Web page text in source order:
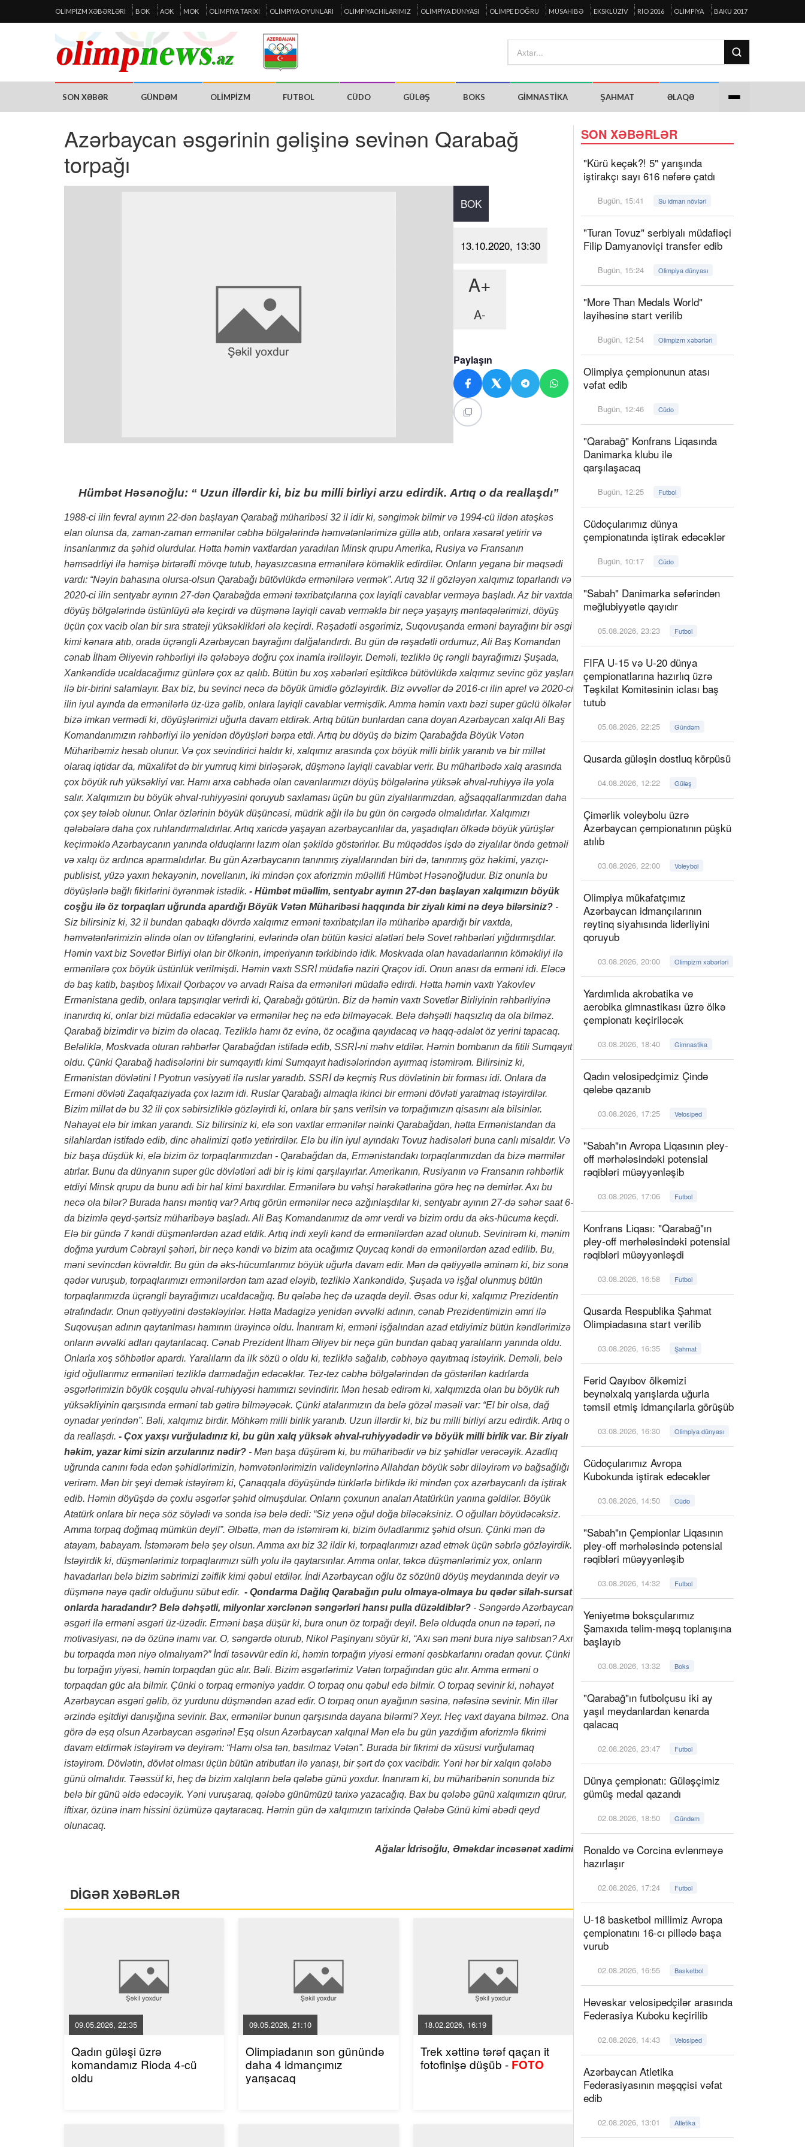
OLIMPIZM XƏBƏRLƏRI BOK AOK MOK OLIMPIYA TARIXI OLIMPIYA OYUNLARI OLIMPIYACHILARIMIZ OLIMPIYA DÜNYASI OLIMPE DOĞRU MÜSAHIBƏ EKSKLÜZIV RIO 2016 OLIMPIYA BAKU 2017
SON XƏBƏR GÜNDƏM OLIMPIZM FUTBOL CÜDO GÜLƏŞ BOKS GIMNASTIKA ŞAHMAT ƏLAQƏ
Azərbaycan əsgərinin gəlişinə sevinən Qarabağ
torpağı
BOK
13.10.2020, 13:30
A+
A-
Paylaşın
Hümbət Həsənoğlu: “ Uzun illərdir ki, biz bu milli birliyi arzu edirdik. Artıq o da reallaşdı”
1988-ci ilin fevral ayının 22-dən başlayan Qarabağ müharibəsi 32 il idir ki, səngimək bilmir və 1994-cü ildən atəşkəs
elan olunsa da, zaman-zaman ermənilər cəbhə bölgələrində həmvətənlərimizə güllə atıb, onlara xəsarət yetirir və
insanlarımız da şəhid olurdular. Hətta həmin vaxtlardan yaradılan Minsk qrupu Amerika, Rusiya və Fransanın
həmsədrliyi ilə həmişə birtərəfli mövqe tutub, həyasızcasına ermənilərə köməklik edirdilər. Onların yeganə bir məqsədi
vardı: “Nəyin bahasına olursa-olsun Qarabağı bütövlükdə ermənilərə vermək”. Artıq 32 il gözləyən xalqımız toparlandı və
2020-ci ilin sentyabr ayının 27-dən Qarabağda erməni təxribatçılarına çox layiqli cavablar verməyə başladı. Az bir vaxtda
döyüş bölgələrində üstünlüyü ələ keçirdi və düşmənə layiqli cavab verməklə bir neçə yaşayış məntəqələrimizi, döyüş
üçün çox vacib olan bir sıra strateji yüksəklikləri ələ keçirdi. Rəşadətli əsgərimiz, Suqovuşanda erməni bayrağını bir əsgi
kimi kənara atıb, orada üçrəngli Azərbaycan bayrağını dalğalandırdı. Bu gün də rəşadətli ordumuz, Ali Baş Komandan
cənab İlham Əliyevin rəhbərliyi ilə qələbəyə doğru çox inamla irəliləyir. Deməli, tezliklə üç rəngli bayrağımızı Şuşada,
Xankəndidə ucaldacağımız günlərə çox az qalıb. Bütün bu xoş xəbərləri eşitdikcə bütövlükdə xalqımız sevinc göz yaşları
ilə bir-birini salamlayır. Bax biz, bu sevinci necə də böyük ümidlə gözləyirdik. Biz əvvəllər də 2016-cı ilin aprel və 2020-ci
ilin iyul ayında da ermənilərlə üz-üzə gəlib, onlara layiqli cavablar vermişdik. Amma həmin vaxtı bəzi super güclü ölkələr
bizə imkan vermədi ki, döyüşlərimizi uğurla davam etdirək. Artıq bütün bunlardan cana doyan Azərbaycan xalqı Ali Baş
Komandanımızın rəhbərliyi ilə yenidən döyüşləri bərpa etdi. Artıq bu döyüş də bizim Qarabağda Böyük Vətən
Müharibəmiz hesab olunur. Və çox sevindirici haldır ki, xalqımız arasında çox böyük milli birlik yaranıb və bir millət
olaraq iqtidar da, müxalifət də bir yumruq kimi birləşərək, düşmənə layiqli cavablar verir. Bu müharibədə xalq arasında
çox böyük ruh yüksəkliyi var. Hamı arxa cəbhədə olan cavanlarımızı döyüş bölgələrinə yüksək əhval-ruhiyyə ilə yola
salır. Xalqımızın bu böyük əhval-ruhiyyəsini qoruyub saxlaması üçün bu gün ziyalılarımızdan, ağsaqqallarımızdan daha
çox şey tələb olunur. Onlar özlərinin böyük düşüncəsi, müdrik ağlı ilə bu gün ön cərgədə olmalıdırlar. Xalqımızı
qələbələrə daha çox ruhlandırmalıdırlar. Artıq xaricdə yaşayan azərbaycanlılar da, yaşadıqları ölkədə böyük yürüşlər
keçirməklə Azərbaycanın yanında olduqlarını lazım olan şəkildə göstərirlər. Bu müqəddəs işdə də ziyalılar öndə getməli
və xalqı öz ardınca aparmalıdırlar. Bu gün Azərbaycanın tanınmış ziyalılarından biri də, tanınmış göz həkimi, yazıçı-
publisist, yüzə yaxın hekayənin, novellanın, iki mindən çox aforizmin müəllifi Hümbət Həsənoğludur. Biz onunla bu
döyüşlərlə bağlı fikirlərini öyrənmək istədik. - Hümbət müəllim, sentyabr ayının 27-dən başlayan xalqımızın böyük
coşğu ilə öz torpaqları uğrunda apardığı Böyük Vətən Müharibəsi haqqında bir ziyalı kimi nə deyə bilərsiniz? -
Siz bilirsiniz ki, 32 il bundan qabaqkı dövrdə xalqımız erməni təxribatçıları ilə müharibə apardığı bir vaxtda,
həmvətənlərimizin əlində olan ov tüfənglərini, evlərində olan bütün kəsici alətləri belə Sovet rəhbərləri yığdırmışdılar.
Həmin vaxt biz Sovetlər Birliyi olan bir ölkənin, imperiyanın tərkibində idik. Moskvada olan havadarlarının köməkliyi ilə
ermənilərə çox böyük üstünlük verilmişdi. Həmin vaxtı SSRİ müdafiə naziri Qraçov idi. Onun anası da erməni idi. Eləcə
də baş katib, başıboş Mixail Qorbaçov və arvadı Raisa da erməniləri müdafiə edirdi. Hətta həmin vaxtı Yakovlev
Ermənistana gedib, onlara tapşırıqlar verirdi ki, Qarabağı götürün. Biz də həmin vaxtı Sovetlər Birliyinin rəhbərliyinə
inanırdıq ki, onlar bizi müdafiə edəcəklər və ermənilər heç nə edə bilməyəcək. Belə dəhşətli haqsızlıq da ola bilməz.
Qarabağ bizimdir və bizim də olacaq. Tezliklə hamı öz evinə, öz ocağına qayıdacaq və haqq-ədalət öz yerini tapacaq.
Beləliklə, Moskvada oturan rəhbərlər Qarabağdan istifadə edib, SSRİ-ni məhv etdilər. Həmin bombanın da fitili Sumqayıt
oldu. Çünki Qarabağ hadisələrini bir sumqayıtlı kimi Sumqayıt hadisələrindən ayırmaq istəmirəm. Bilirsiniz ki,
Ermənistan dövlətini I Pyotrun vəsiyyəti ilə ruslar yaradıb. SSRİ də keçmiş Rus dövlətinin bir forması idi. Onlara da
Erməni dövləti Zaqafqaziyada çox lazım idi. Ruslar Qarabağı almaqla ikinci bir erməni dövləti yaratmaq istəyirdilər.
Bizim millət də bu 32 ili çox səbirsizliklə gözləyirdi ki, onlara bir şans verilsin və torpağımızın qisasını ala bilsinlər.
Nəhayət elə bir imkan yarandı. Siz bilirsiniz ki, elə son vaxtlar ermənilər nəinki Qarabağdan, hətta Ermənistandan da
silahlardan istifadə edib, dinc əhalimizi qətlə yetirirdilər. Elə bu ilin iyul ayındakı Tovuz hadisələri buna canlı misaldır. Və
biz başa düşdük ki, elə bizim öz torpaqlarımızdan - Qarabağdan da, Ermənistandakı torpaqlarımızdan da bizə mərmilər
atırlar. Bunu da dünyanın super güc dövlətləri adi bir iş kimi qarşılayırlar. Amerikanın, Rusiyanın və Fransanın rəhbərlik
etdiyi Minsk qrupu da bunu adi bir hal kimi baxırdılar. Ermənilərə bu vəhşi hərəkətlərinə görə heç nə demirlər. Axı bu
necə ola bilər? Burada hansı məntiq var? Artıq görün ermənilər necə azğınlaşdılar ki, sentyabr ayının 27-də səhər saat 6-
da bizimlə qeyd-şərtsiz müharibəyə başladı. Ali Baş Komandanımız da əmr verdi və bizim ordu da əks-hücuma keçdi.
Elə bir gündə 7 kəndi düşmənlərdən azad etdik. Artıq indi xeyli kənd də ermənilərdən azad olunub. Sevinirəm ki, mənim
doğma yurdum Cəbrayıl şəhəri, bir neçə kəndi və bizim ata ocağımız Quycaq kəndi də ermənilərdən azad edilib. Bu,
məni sevincdən kövrəldir. Bu gün də əks-hücumlarımız böyük uğurla davam edir. Mən də qətiyyətlə əminəm ki, biz sona
qədər vuruşub, torpaqlarımızı ermənilərdən tam azad eləyib, tezliklə Xankəndidə, Şuşada və işğal olunmuş bütün
torpaqlarımızda üçrəngli bayrağımızı ucaldacağıq. Bu qələbə heç də uzaqda deyil. Əsas odur ki, xalqımız Prezidentin
ətrafındadır. Onun qətiyyətini dəstəkləyirlər. Hətta Madagizə yenidən əvvəlki adının, cənab Prezidentimizin əmri ilə
Suqovuşan adının qaytarılması hamının ürəyincə oldu. İnanıram ki, erməni işğalından azad etdiyimiz bütün kəndlərimizə
onların əvvəlki adları qaytarılacaq. Cənab Prezident İlham Əliyev bir neçə gün bundan qabaq yaralıların yanında oldu.
Onlarla xoş söhbətlər apardı. Yaralıların da ilk sözü o oldu ki, tezliklə sağalıb, cəbhəyə qayıtmaq istəyirik. Deməli, belə
igid oğullarımız erməniləri tezliklə darmadağın edəcəklər. Tez-tez cəbhə bölgələrindən də göstərilən kadrlarda
əsgərlərimizin böyük coşqulu əhval-ruhiyyəsi hamımızı sevindirir. Mən hesab edirəm ki, xalqımızda olan bu böyük ruh
yüksəkliyinin qarşısında erməni tab gətirə bilməyəcək. Çünki atalarımızın da belə gözəl məsəli var: “El bir olsa, dağ
oynadar yerindən”. Bəli, xalqımız birdir. Möhkəm milli birlik yaranıb. Uzun illərdir ki, biz bu milli birliyi arzu edirdik. Artıq o
da reallaşdı. - Çox yaxşı vurğuladınız ki, bu gün xalq yüksək əhval-ruhiyyədədir və böyük milli birlik var. Bir ziyalı
həkim, yazar kimi sizin arzularınız nədir? - Mən başa düşürəm ki, bu müharibədir və biz şəhidlər verəcəyik. Azadlıq
uğrunda canını fəda edən şəhidlərimizin, həmvətənlərimizin valideynlərinə Allahdan böyük səbr diləyirəm və bağsağlığı
verirəm. Mən bir şeyi demək istəyirəm ki, Çanaqqala döyüşündə türklərlə birlikdə iki mindən çox azərbaycanlı da iştirak
edib. Həmin döyüşdə də çoxlu əsgərlər şəhid olmuşdular. Onların çoxunun anaları Atatürkün yanına gəldilər. Böyük
Atatürk onlara bir neçə söz söylədi və sonda isə belə dedi: “Siz yenə oğul doğa biləcəksiniz. O oğulları böyüdəcəksiz.
Amma torpaq doğmaq mümkün deyil”. Əlbəttə, mən də istəmirəm ki, bizim övladlarımız şəhid olsun. Çünki mən də
atayam, babayam. İstəmərəm belə şey olsun. Amma axı biz 32 ildir ki, torpaqlarımızı azad etmək üçün səbrlə gözləyirdik.
İstəyirdik ki, düşmənlərimiz torpaqlarımızı sülh yolu ilə qaytarsınlar. Amma onlar, təkcə düşmənlərimiz yox, onların
havadarları belə bizim səbrimizi zəiflik kimi qəbul etdilər. İndi Azərbaycan oğlu öz sözünü döyüş meydanında deyir və
düşmənə nəyə qadir olduğunu sübut edir. - Qondarma Dağlıq Qarabağın pulu olmaya-olmaya bu qədər silah-sursat
onlarda haradandır? Belə dəhşətli, milyonlar xərclənən səngərləri hansı pulla düzəldiblər? - Səngərdə Azərbaycan
əsgəri ilə erməni əsgəri üz-üzədir. Erməni başa düşür ki, bura onun öz torpağı deyil. Belə olduqda onun nə təpəri, nə
motivasiyası, nə də özünə inamı var. O, səngərdə oturub, Nikol Paşinyanı söyür ki, “Axı sən məni bura niyə salıbsan? Axı
bu torpaqda mən niyə olmalıyam?” İndi təsəvvür edin ki, həmin torpağın yiyəsi erməni qəsbkarlarını oradan qovur. Çünki
bu torpağın yiyəsi, həmin torpaqdan güc alır. Bəli. Bizim əsgərlərimiz Vətən torpağından güc alır. Amma erməni o
torpaqdan güc ala bilmir. Çünki o torpaq erməniyə yaddır. O torpaq onu qəbul edə bilmir. O torpaq sevinir ki, nəhayət
Azərbaycan əsgəri gəlib, öz yurdunu düşməndən azad edir. O torpaq onun ayağının səsinə, nəfəsinə sevinir. Min illər
ərzində eşitdiyi danışığına sevinir. Bax, ermənilər bunun qarşısında dayana bilərmi? Xeyr. Heç vaxt dayana bilməz. Ona
görə də eşq olsun Azərbaycan əsgərinə! Eşq olsun Azərbaycan xalqına! Mən elə bu gün yazdığım aforizmlə fikrimi
davam etdirmək istəyirəm və deyirəm: “Hamı olsa tən, basılmaz Vətən”. Burada bir fikrimi də xüsusi vurğulamaq
istəyirəm. Dövlətin, dövlət olması üçün bütün atributları ilə yanaşı, bir şərt də çox vacibdir. Yəni hər bir xalqın qələbə
günü olmalıdır. Təəssüf ki, heç də bizim xalqların belə qələbə günü yoxdur. İnanıram ki, bu müharibənin sonunda biz
belə bir günü əldə edəcəyik. Yəni vuruşaraq, qələbə günümüzü tarixə yazacağıq. Bax bu qələbə günü xalqımızın qürur,
iftixar, özünə inam hissini özümüzə qaytaracaq. Həmin gün də xalqımızın tarixində Qələbə Günü kimi əbədi qeyd
olunacaq.
Ağalar İdrisoğlu, Əməkdar incəsənət xadimi
DİGƏR XƏBƏRLƏR
09.05.2026, 22:35
Qadın güləşi üzrə
komandamız Rioda 4-cü
oldu
09.05.2026, 21:10
Olimpiadanın son günündə
daha 4 idmançımız
yarışacaq
18.02.2026, 16:19
Trek xəttinə tərəf qaçan it
fotofinişə düşüb - FOTO
SON XƏBƏRLƏR
"Kürü keçək?! 5" yarışında
iştirakçı sayı 616 nəfərə çatdı
Bugün, 15:41 Su idman növləri
"Turan Tovuz" serbiyalı müdafiəçi
Filip Damyanoviçi transfer edib
Bugün, 15:24 Olimpiya dünyası
"More Than Medals World"
layihəsinə start verilib
Bugün, 12:54 Olimpizm xəbərləri
Olimpiya çempionunun atası
vəfat edib
Bugün, 12:46 Cüdo
"Qarabağ" Konfrans Liqasında
Danimarka klubu ilə
qarşılaşacaq
Bugün, 12:25 Futbol
Cüdoçularımız dünya
çempionatında iştirak edəcəklər
Bugün, 10:17 Cüdo
"Sabah" Danimarka səfərindən
məğlubiyyətlə qayıdır
05.08.2026, 23:23 Futbol
FIFA U-15 və U-20 dünya
çempionatlarına hazırlıq üzrə
Təşkilat Komitəsinin iclası baş
tutub
05.08.2026, 22:25 Gündəm
Qusarda güləşin dostluq körpüsü
04.08.2026, 12:22 Güləş
Çimərlik voleybolu üzrə
Azərbaycan çempionatının püşkü
atılıb
03.08.2026, 22:00 Voleybol
Olimpiya mükafatçımız
Azərbaycan idmançılarının
reytinq siyahısında liderliyini
qoruyub
03.08.2026, 20:00 Olimpizm xəbərləri
Yardımlıda akrobatika və
aerobika gimnastikası üzrə ölkə
çempionatı keçiriləcək
03.08.2026, 18:40 Gimnastika
Qadın velosipedçimiz Çində
qələbə qazanıb
03.08.2026, 17:25 Velosiped
"Sabah"ın Avropa Liqasının pley-
off mərhələsindəki potensial
rəqibləri müəyyənləşib
03.08.2026, 17:06 Futbol
Konfrans Liqası: "Qarabağ"ın
pley-off mərhələsindəki potensial
rəqibləri müəyyənləşdi
03.08.2026, 16:58 Futbol
Qusarda Respublika Şahmat
Olimpiadasına start verilib
03.08.2026, 16:35 Şahmat
Fərid Qayıbov ölkəmizi
beynəlxalq yarışlarda uğurla
təmsil etmiş idmançılarla görüşüb
03.08.2026, 16:30 Olimpiya dünyası
Cüdoçularımız Avropa
Kubokunda iştirak edəcəklər
03.08.2026, 14:50 Cüdo
"Sabah"ın Çempionlar Liqasının
pley-off mərhələsində potensial
rəqibləri müəyyənləşib
03.08.2026, 14:32 Futbol
Yeniyetmə boksçularımız
Şamaxıda təlim-məşq toplanışına
başlayıb
03.08.2026, 13:32 Boks
"Qarabağ"ın futbolçusu iki ay
yaşıl meydanlardan kənarda
qalacaq
02.08.2026, 23:47 Futbol
Dünya çempionatı: Güləşçimiz
gümüş medal qazandı
02.08.2026, 18:50 Gündəm
Ronaldo və Corcina evlənməyə
hazırlaşır
02.08.2026, 17:24 Futbol
U-18 basketbol millimiz Avropa
çempionatını 16-cı pillədə başa
vurub
02.08.2026, 16:55 Basketbol
Həvəskar velosipedçilər arasında
Federasiya Kuboku keçirilib
02.08.2026, 14:43 Velosiped
Azərbaycan Atletika
Federasiyasının məşqçisi vəfat
edib
02.08.2026, 13:01 Atletika